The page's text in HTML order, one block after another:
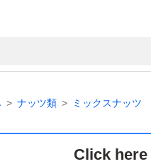
ナッツ類 ミックスナッツ
Click